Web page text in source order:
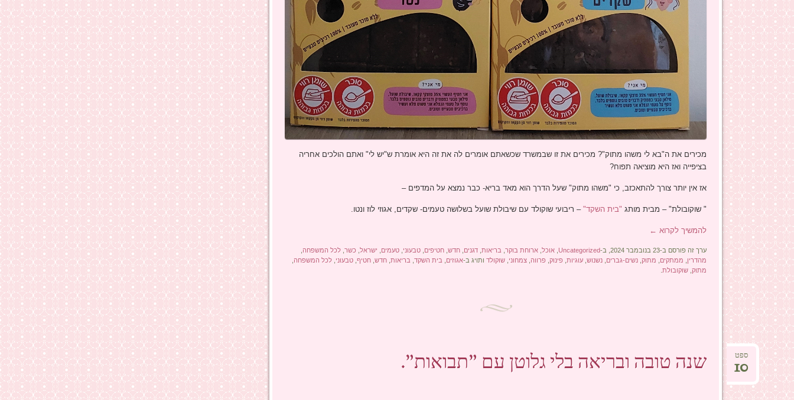
מכירים את ה"בא לי משהו מתוק"? מכירים את זו שבמשרד שכשאתם אומרים לה את זה היא אומרת ש"יש לי" ואתם הולכים אחריה
בציפייה ואז היא מוציאה תפוח?
אז אין יותר צורך להתאכזב, כי "משהו מתוק" שעל הדרך הוא מאד בריא- כבר נמצא על המדפים –
" שוקובולת" – מבית מותג "בית השקד"– ריבועי שוקולד עם שיבולת שועל בשלושה טעמים- שקדים, אגוזי לוז ונטו.
להמשיך לקרוא ←
ערך זה פורסם ב-23 בנובמבר 2024, ב- Uncategorized אוכל, ארוחת בוקר, בריאות, דגנים חדש, חטיפים טבעוני טעמים ישראל, כשר, לכל המשפחה,
מהדרין
ממתקים מתוק, נשים-גברים נשנוש, עוגיות, פינוק, פרווה, צמחוני שוקולדותויג ב-אגוזים בית השקד, בריאות, חדש, חטיף, טבעוני לכל המשפחה,
מתוק, שוקובולת.
שנה טובה ובריאה בלי גלוטן עם "תבואות". ספט
10